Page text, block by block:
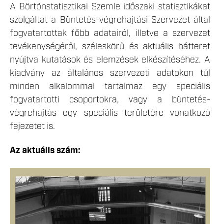
A Börtönstatisztikai Szemle időszaki statisztikákat
szolgáltat a Büntetés-végrehajtási Szervezet által
fogvatartottak főbb adatairól, illetve a szervezet
tevékenységéről, széleskörű és aktuális hátteret
nyújtva kutatások és elemzések elkészítéséhez. A
kiadvány az általános szervezeti adatokon túl
minden alkalommal tartalmaz egy speciális
fogvatartotti csoportokra, vagy a büntetés-
végrehajtás egy speciális területére vonatkozó
fejezetet is.
Az aktuális szám: